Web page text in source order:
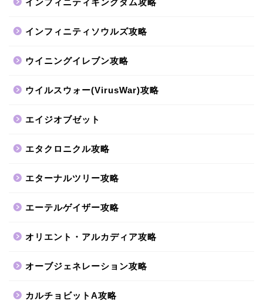
インフィニティキングダム攻略
インフィニティソウルズ攻略
ウイニングイレブン攻略
ウイルスウォー(VirusWar)攻略
エイジオブゼット
エタクロニクル攻略
エターナルツリー攻略
エーテルゲイザー攻略
オリエント・アルカディア攻略
オーブジェネレーション攻略
カルチョビットA攻略